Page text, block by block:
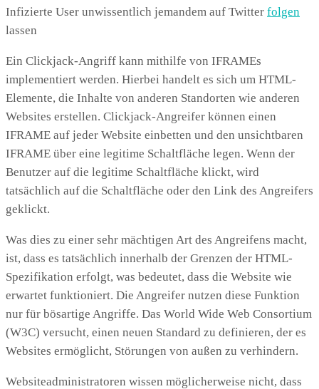
Infizierte User unwissentlich jemandem auf Twitter folgen
lassen
Ein Clickjack-Angriff kann mithilfe von IFRAMEs
implementiert werden. Hierbei handelt es sich um HTML-
Elemente, die Inhalte von anderen Standorten wie anderen
Websites erstellen. Clickjack-Angreifer können einen
IFRAME auf jeder Website einbetten und den unsichtbaren
IFRAME über eine legitime Schaltfläche legen. Wenn der
Benutzer auf die legitime Schaltfläche klickt, wird
tatsächlich auf die Schaltfläche oder den Link des Angreifers
geklickt.
Was dies zu einer sehr mächtigen Art des Angreifens macht,
ist, dass es tatsächlich innerhalb der Grenzen der HTML-
Spezifikation erfolgt, was bedeutet, dass die Website wie
erwartet funktioniert. Die Angreifer nutzen diese Funktion
nur für bösartige Angriffe. Das World Wide Web Consortium
(W3C) versucht, einen neuen Standard zu definieren, der es
Websites ermöglicht, Störungen von außen zu verhindern.
Websiteadministratoren wissen möglicherweise nicht, dass